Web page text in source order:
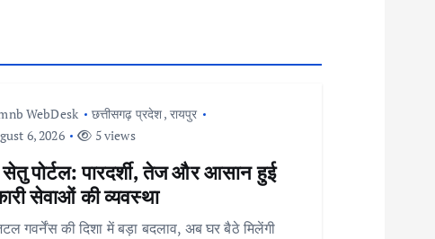
WebDesk छत्तीसगढ़ प्रदेश, रायपुर
6, 2026
5 views
पोर्टल: पारदर्शी, तेज और आसान हुई
सेवाओं की व्यवस्था
गवर्नेंस की दिशा में बड़ा बदलाव, अब घर बैठे मिलेंगी